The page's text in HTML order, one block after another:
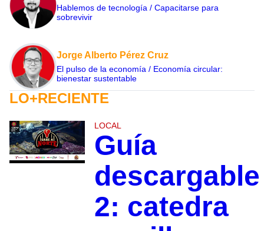
Hablemos de tecnología / Capacitarse para
sobrevivir
Jorge Alberto Pérez Cruz
El pulso de la economía / Economía circular:
bienestar sustentable
LO+RECIENTE
LOCAL
Guía
descargable
2: catedra